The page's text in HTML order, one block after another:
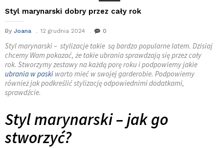
Styl marynarski dobry przez cały rok
By Joana 12 grudnia 2024 0
Styl marynarski – stylizacje takie są bardzo popularne latem. Dzisiaj
chcemy Wam pokazać, że takie ubrania sprawdzają się przez cały
rok. Stworzymy zestawy na każdą porę roku i podpowiemy jakie
ubrania w paski warto mieć w swojej garderobie. Podpowiemy
również jak podkreślić stylizację odpowiednimi dodatkami,
sprawdźcie.
Styl marynarski – jak go
stworzyć?